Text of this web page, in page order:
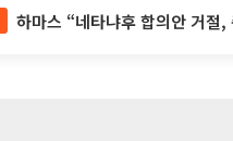
하마스 “네타냐후 합의안 거절, 총선 앞두